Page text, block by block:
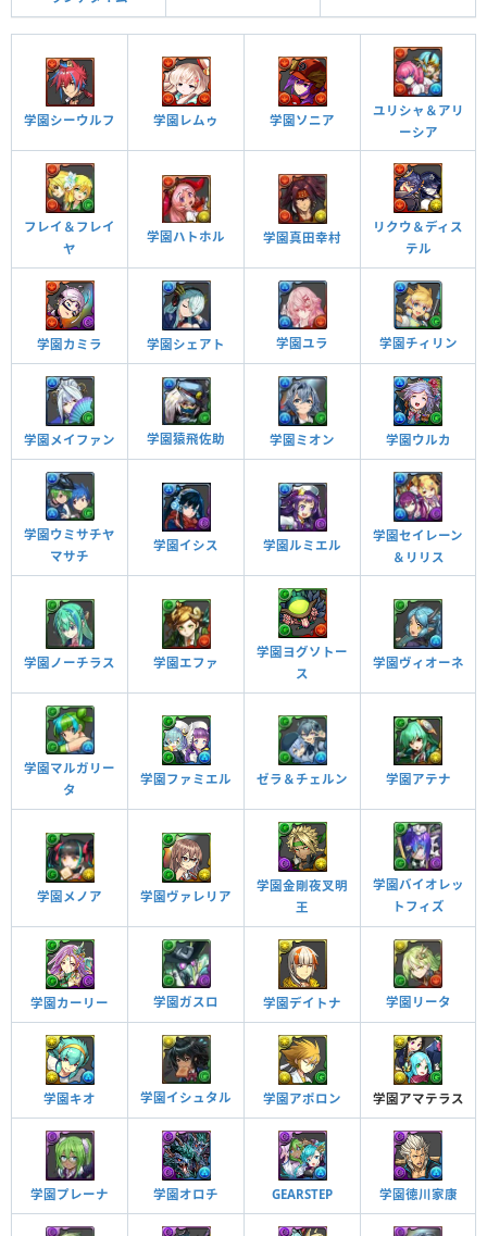
覚醒アシスト
他のモンスターにアシストすると自分の覚醒スキル
が付与される
チーム全体のスキルが2ターン溜まった状態で始まる
チーム回復強化
チームの回復力が20％アップする
チーム回復強化
チームの回復力が20％アップする
チーム回復強化
チームの回復力が20％アップする
チーム回復強化
チームの回復力が20％アップする
雲耐性
毒耐性＋
毒攻撃を無効化する
学園シーウルフ 学園レムゥ 学園ソニア
ユリシャ＆アリ
ーシア
フレイ＆フレイ
ヤ
学園ハトホル 学園真田幸村
リクウ＆ディス
テル
学園カミラ 学園シェアト 学園ユラ 学園チィリン
学園メイファン 学園猿飛佐助 学園ミオン 学園ウルカ
学園ウミサチヤ
マサチ
学園イシス 学園ルミエル
学園セイレーン
＆リリス
学園ノーチラス 学園エファ
学園ヨグソトー
ス
学園ヴィオーネ
学園マルガリー
タ
学園ファミエル ゼラ＆チェルン 学園アテナ
学園メノア 学園ヴァレリア
学園金剛夜叉明
王
学園バイオレッ
トフィズ
学園カーリー 学園ガスロ 学園デイトナ 学園リータ
学園キオ 学園イシュタル 学園アポロン 学園アマテラス
学園プレーナ 学園オロチ GEARSTEP 学園徳川家康